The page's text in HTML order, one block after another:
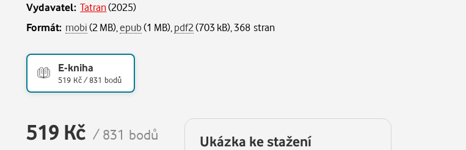
Vydavatel: Tatran(2025)
Formát: mobi(2 MB),epub(1 MB), pdf2(703 kB), 368 stran
E-kniha
519 Kč / 831 bodů
519 Kč / 831 bodů Ukázka ke stažení